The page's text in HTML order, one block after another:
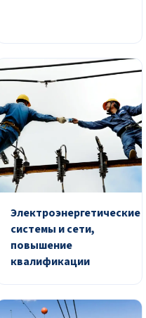
Электроэнергетические
системы и сети,
повышение
квалификации